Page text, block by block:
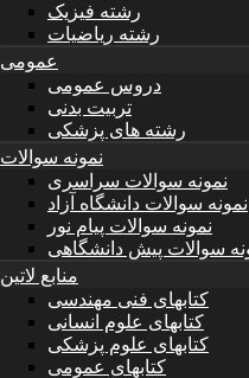
رشته فیزیک
رشته ریاضیات
عمومی
دروس عمومی
تربیت بدنی
رشته های پزشکی
نمونه سوالات
نمونه سوالات سراسری
نمونه سوالات دانشگاه آزاد
نمونه سوالات پیام نور
سوالات پیش دانشگاهی
منابع لاتین
کتابهای فنی مهندسی
کتابهای علوم انسانی
کتابهای علوم پزشکی
کتابهای عمومی